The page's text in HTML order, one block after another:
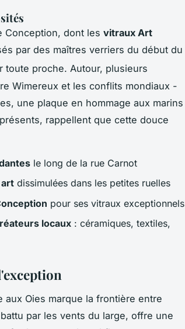
Conception, dont les vitraux Art
par des maîtres verriers du début du
toute proche. Autour, plusieurs
Wimereux et les conflits mondiaux -
une plaque en hommage aux marins
rappellent que cette douce
le long de la rue Carnot
dissimulées dans les petites ruelles
pour ses vitraux exceptionnels
locaux : céramiques, textiles,
aux Oies marque la frontière entre
par les vents du large, offre une